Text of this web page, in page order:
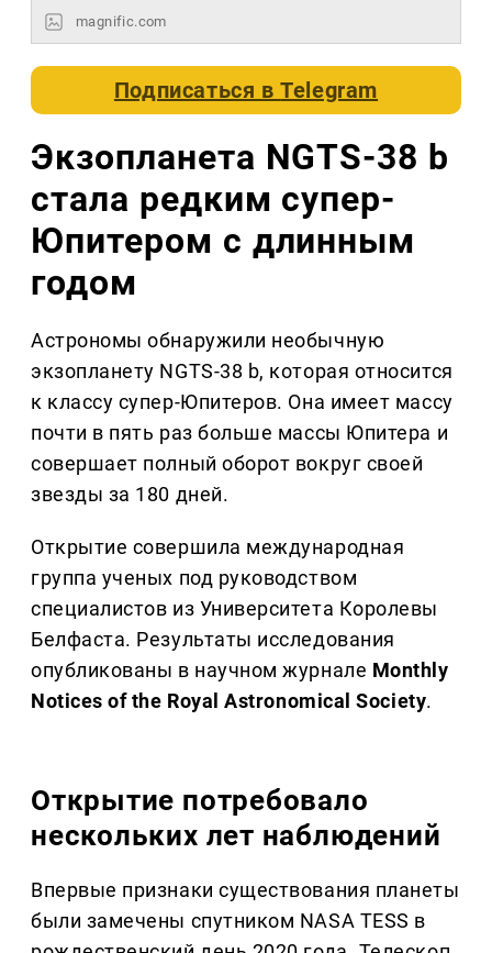
magnific.com
Подписаться вTelegram
Экзопланета NGTS-38 b
стала редким супер-
Юпитером с длинным
годом
Астрономы обнаружили необычную
экзопланету NGTS-38 b, которая относится
к классу супер-Юпитеров. Она имеет массу
почти в пять раз больше массы Юпитера и
совершает полный оборот вокруг своей
звезды за 180 дней.
Открытие совершила международная
группа ученых под руководством
специалистов из Университета Королевы
Белфаста. Результаты исследования
опубликованы в научном журнале Monthly
Notices of the Royal Astronomical Society.
Открытие потребовало
нескольких лет наблюдений
Впервые признаки существования планеты
были замечены спутником NASA TESS в